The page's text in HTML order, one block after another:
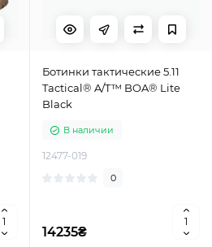
Ботинки тактические 5.11
Tactical® A/T™ BOA® Lite
Black
В наличии
12477-019
0
14235₴